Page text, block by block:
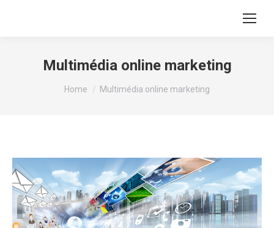
Multimédia online marketing
You are here:
Home Multimédia online marketing